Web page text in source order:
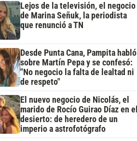
Lejos de la televisión, el negocio
de Marina Señuk, la periodista
que renunció a TN
Desde Punta Cana, Pampita habló
sobre Martín Pepa y se confesó:
"No negocio la falta de lealtad ni
de respeto"
El nuevo negocio de Nicolás, el
marido de Rocío Guirao Díaz en el
desierto: de heredero de un
imperio a astrofotógrafo